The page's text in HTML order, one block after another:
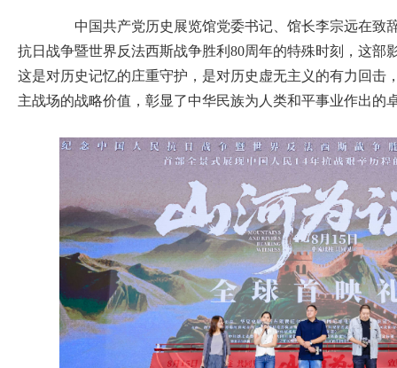
中国共产党历史展览馆党委书记、馆长李宗远在致
抗日战争暨世界反法西斯战争胜利80周年的特殊时刻，这部
这是对历史记忆的庄重守护，是对历史虚无主义的有力回击
主战场的战略价值，彰显了中华民族为人类和平事业作出的